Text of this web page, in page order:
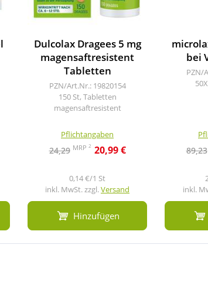
Dulcolax Dragees 5 mg
magensaftresistent
Tabletten
PZN/Art.Nr.: 19820154
150 St, Tabletten
magensaftresistent
Pflichtangaben
24,29 MRP 2 20,99 €
0,14 €/1 St
inkl. MwSt. zzgl.Versand
Hinzufügen
bei
PZN/
89,23
inkl.